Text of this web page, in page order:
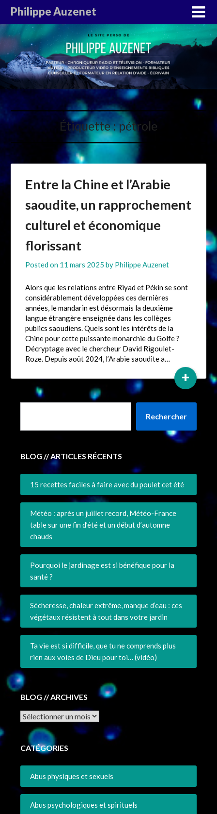
Philippe Auzenet
Étiquette :pétrole
Entre la Chine et l’Arabie
saoudite, un rapprochement
culturel et économique
florissant
Posted on 11 mars 2025 by Philippe Auzenet
Alors que les relations entre Riyad et Pékin se sont
considérablement développées ces dernières
années, le mandarin est désormais la deuxième
langue étrangère enseignée dans les collèges
publics saoudiens. Quels sont les intérêts de la
Chine pour cette puissante monarchie du Golfe ?
Décryptage avec le chercheur David Rigoulet-
Roze. Depuis août 2024, l’Arabie saoudite a…
+
Rechercher
BLOG // ARTICLES RÉCENTS
15 recettes faciles à faire avec du poulet cet été
Météo : après un juillet record, Météo-France
table sur une fin d’été et un début d’automne
chauds
Pourquoi le jardinage est si bénéfique pour la
santé ?
Sécheresse, chaleur extrême, manque d’eau : ces
végétaux résistent à tout dans votre jardin
Ta vie est si difficile, que tu ne comprends plus
rien aux voies de Dieu pour toi… (vidéo)
BLOG // ARCHIVES
Archives
CATÉGORIES
Abus physiques et sexuels
Abus psychologiques et spirituels